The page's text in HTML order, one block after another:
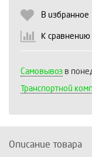
В избранное
К сравнению
Самовывоз в
Транспортной
Описание товара